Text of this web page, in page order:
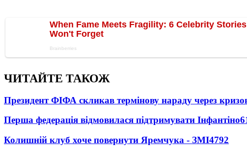
ЧИТАЙТЕ ТАКОЖ
Президент ФІФА скликав термінову нараду через
Перша федерація відмовилася підтримувати Інфантіно
Колишній клуб хоче повернути Яремчука - ЗМІ4792